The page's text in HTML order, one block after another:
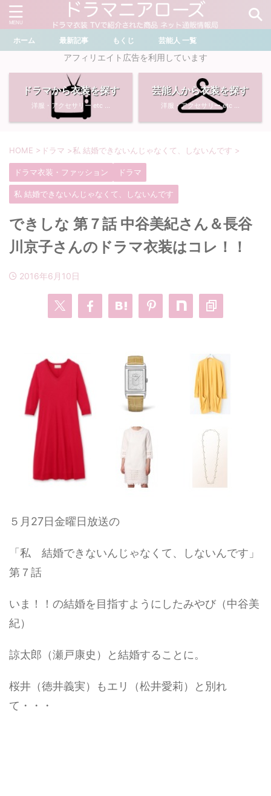
＼ ドラマ・芸能人を検索 ／
おすすめ検索ワード
川口春奈
・石原さとみ
・菜々緒
・多部未華子
・広瀬すず
あのクズ
若草物語
畑芽育
・ライオンの隠れ家
・ワンピース
・
ホーム 最新記事 もくじ 芸能人 一覧
アフィリエイト広告を利用しています
ドラマから衣装を探す
洋服・アクセサリー etc ...
芸能人から衣装を探す
洋服・アクセサリー etc ...
HOME > ドラマ >私 結婚できないんじゃなくて、しないんです >
ドラマ衣装・ファッション ドラマ
私 結婚できないんじゃなくて、しないんです
できしな 第７話 中谷美紀さん＆長谷
川京子さんのドラマ衣装はコレ！！
2016年6月10日
５月27日金曜日放送の
「私 結婚できないんじゃなくて、しないんです」
第７話
いま！！の結婚を目指すようにしたみやび（中谷美
紀）
諒太郎（瀬戸康史）と結婚することに。
桜井（徳井義実）もエリ（松井愛莉）と別れ
て・・・